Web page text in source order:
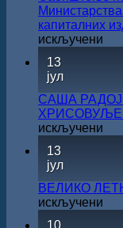
капиталних
искључени
за
на
13
јул
САША
ХРИСОВУЉЕ
искључени
ЗА
13
јул
ВЕЛИКО
искључени
10